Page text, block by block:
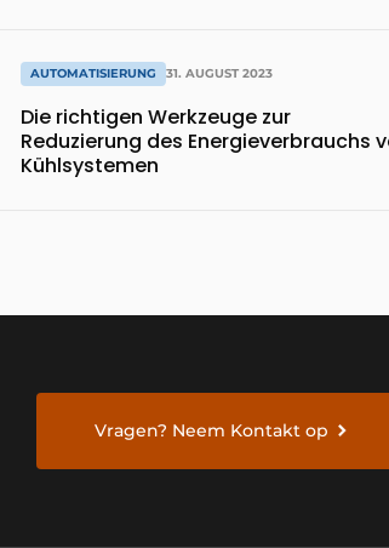
AUTOMATISIERUNG 31. AUGUST 2023
Die richtigen Werkzeuge zur
Reduzierung des Energieverbrauchs
Kühlsystemen
Vragen? Neem Kontakt op